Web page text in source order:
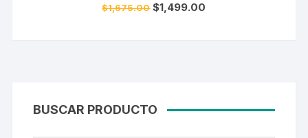
$1,675.00 $1,499.00
BUSCAR PRODUCTO